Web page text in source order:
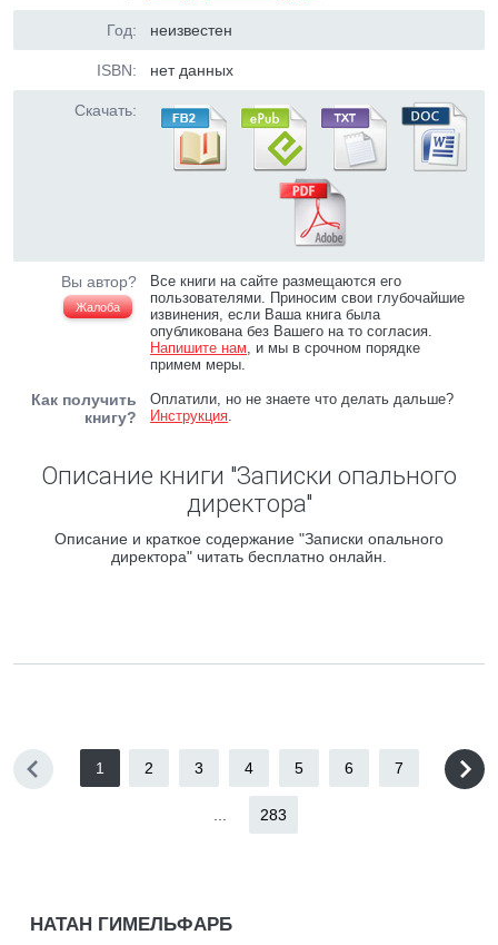
Год: неизвестен
ISBN: нет данных
Скачать:
Вы автор?
Жалоба
Все книги на сайте размещаются его
пользователями. Приносим свои глубочайшие
извинения, если Ваша книга была
опубликована без Вашего на то согласия.
Напишите нам, и мы в срочном порядке
примем меры.
Как получить
книгу?
Оплатили, но не знаете что делать дальше?
Инструкция.
Описание книги "Записки опального
директора"
Описание и краткое содержание "Записки опального
директора" читать бесплатно онлайн.
1 2 3 4 5 6 7
283
НАТАН ГИМЕЛЬФАРБ